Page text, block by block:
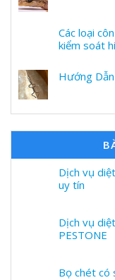
Các loại
kiểm soát
Hướng
Dịch vụ
uy tín
Dịch vụ
PESTONE
Bọ chét có